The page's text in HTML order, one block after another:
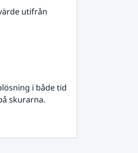
utifrån
i både tid
skurarna.